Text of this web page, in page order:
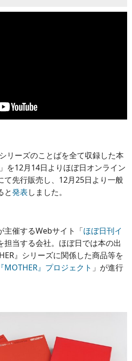
リーズのことばを全て収録した本
」を12月14日よりほぼ日オンライン
て先行販売し、12月25日より一般
と発表しました。
主催するWebサイト「ほぼ日刊イ
担当する会社。ほぼ日では本の出
』シリーズに関係した商品等を
MOTHER』プロジェクト 」が進行